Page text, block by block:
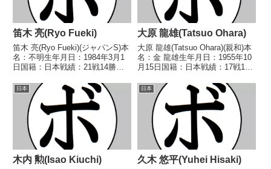
笛木 亮(Ryo Fueki)
笛木 亮(Ryo Fueki)(ジャパンS)本
名：不明生年月日：1984年3月1
日国籍：日本戦績：21戦14勝
2007年度B級トーナメントフェザ
ー級優勝【戦歴】2004/11/15
○4RTKO 熊埜御堂...
大原 龍雄(Tatsuo Ohara)
大原 龍雄(Tatsuo Ohara)(親和)本
名：金 龍雄生年月日：1955年10
月15日国籍：日本戦績：17戦10
し【戦歴】1975/06/12 ○4R判定
(採点不明) 守安 竜也(平
沼)1975/0...
日本
木内 勲(Isao Kiuchi)
日本
久木 悠平(Yuhei Hisaki)